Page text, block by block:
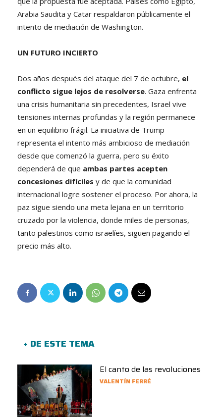
Arabia Saudita y Catar respaldaron públicamente el
intento de mediación de Washington.
UN FUTURO INCIERTO
Dos años después del ataque del 7 de octubre, el
conflicto sigue lejos de resolverse. Gaza enfrenta
una crisis humanitaria sin precedentes, Israel vive
tensiones internas profundas y la región permanece
en un equilibrio frágil. La iniciativa de Trump
representa el intento más ambicioso de mediación
desde que comenzó la guerra, pero su éxito
dependerá de que ambas partes acepten
concesiones difíciles y de que la comunidad
internacional logre sostener el proceso. Por ahora, la
paz sigue siendo una meta lejana en un territorio
cruzado por la violencia, donde miles de personas,
tanto palestinos como israelíes, siguen pagando el
precio más alto.
+ DE ESTE TEMA
El canto de las revoluciones
VALENTÍN FERRÉ